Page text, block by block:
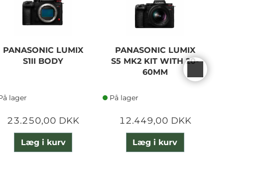
PANASONIC LUMIX
S1II BODY
lager
23.250,00 DKK
Læg i kurv
PANASONIC LUMIX
S5 MK2 KIT WITH 20-
60MM
På lager
12.449,00 DKK
Læg i kurv